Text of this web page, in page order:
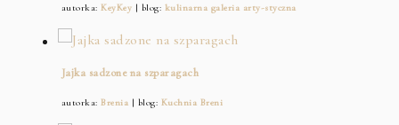
autorka:KeyKey | blog: kulinarna galeria arty-styczna
Jajka sadzone na szparagach
autorka:Brenia | blog: Kuchnia Breni